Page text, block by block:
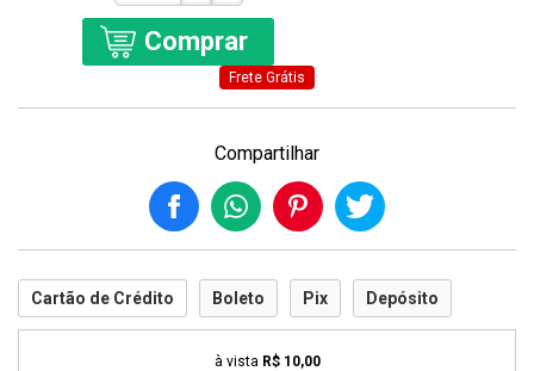
Comprar
Frete Grátis
Compartilhar
Cartão de Crédito Boleto Pix Depósito
à vista R$ 10,00